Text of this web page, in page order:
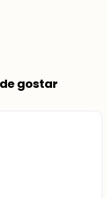
gostar